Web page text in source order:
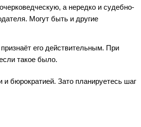
а нередко и судебно-
Могут быть и другие
его действительным. При
такое было.
бюрократией. Зато планируетесь шаг